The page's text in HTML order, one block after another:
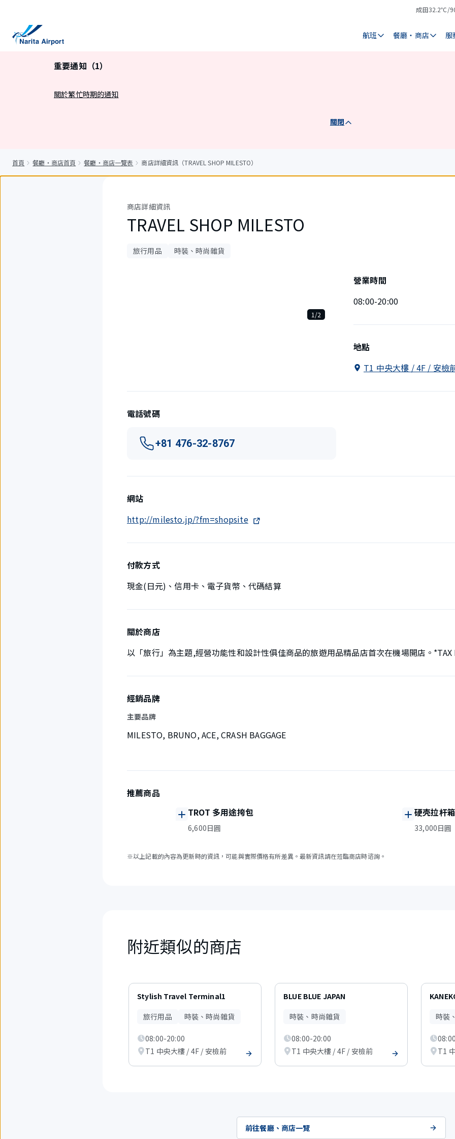
成田
氣
32.2℃/
天
航班 餐廳・商店 服
重要通知（1）
關於繁忙時期的通知
關閉
首頁 餐廳・商店首頁 餐廳・商店一覽表 商店詳細資訊（TRAVEL SHOP MILESTO）
商店詳細資訊
TRAVEL SHOP MILESTO
旅行用品 時裝、時尚雜貨
1
1/2
營業時間
08:00-20:00
地點
T1 中央大樓 / 4F / 安檢
電話號碼
+81 476-32-8767
網站
http://milesto.jp/?fm=shopsite
付款方式
現金(日元)、信用卡、電子貨幣、代碼結算
關於商店
以「旅行」為主題,經營功能性和設計性俱佳商品的旅遊用品精品店首次在機場開店。*TAX
經銷品牌
主要品牌
MILESTO, BRUNO, ACE, CRASH BAGGAGE
推薦商品
TROT 多用途挎包
6,600日圓
硬壳拉杆
33,000日圓
※以上記載的內容為更新時的資訊，可能與實際價格有所差異。最新資訊請在蒞臨商店時谘詢。
附近類似的商店
6
項
Stylish Travel Terminal1
旅行用品
時裝、時尚雜貨
08:00-20:00
T1 中央大樓 / 4F / 安檢前
BLUE BLUE JAPAN
時裝、時尚雜貨
08:00-20:00
T1 中央大樓 / 4F / 安檢前
時裝
T1
前往餐廳、商店一覽